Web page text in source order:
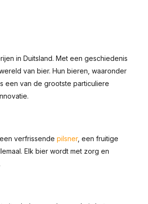
in Duitsland. Met een geschiedenis
van bier. Hun bieren, waaronder
een van de grootste particuliere
verfrissende pilsner, een fruitige
Elk bier wordt met zorg en